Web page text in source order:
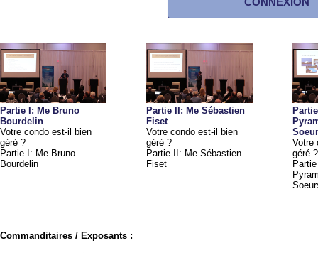
Partie I: Me Bruno
Bourdelin
Votre condo est-il bien
géré ?
Partie I: Me Bruno
Bourdelin
Partie II: Me Sébastien
Fiset
Votre condo est-il bien
géré ?
Partie II: Me Sébastien
Fiset
Votre
géré ?
Commanditaires / Exposants :